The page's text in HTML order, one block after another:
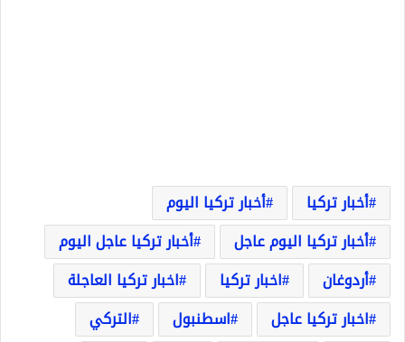
أخبار تركيا
أخبار تركيا اليوم
أخبار تركيا اليوم عاجل
أخبار تركيا عاجل اليوم
أردوغان
اخبار تركيا
اخبار تركيا العاجلة
اخبار تركيا عاجل
اسطنبول
التركي